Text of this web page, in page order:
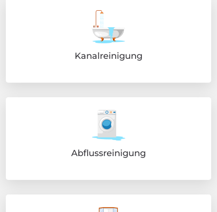
Kanalreinigung
Abflussreinigung